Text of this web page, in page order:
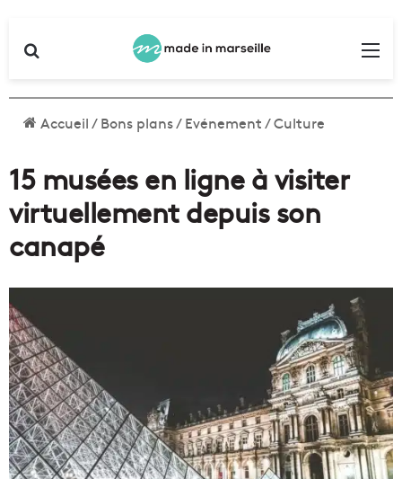
Accueil/Bons plans/Evénement/Culture
15 musées en ligne à visiter
virtuellement depuis son
canapé